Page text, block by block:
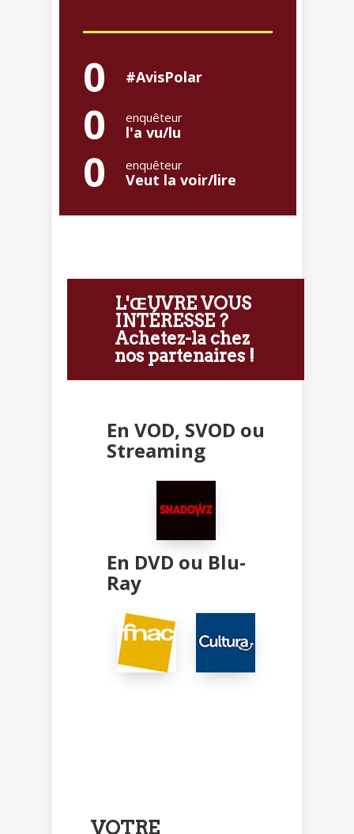
0 #AvisPolar
0 enquêteur
l'a vu/lu
0 enquêteur
Veut la voir/lire
L'ŒUVRE VOUS
INTÉRESSE ?
Achetez-la chez
nos partenaires !
En VOD, SVOD ou
Streaming
En DVD ou Blu-
Ray
VOTRE